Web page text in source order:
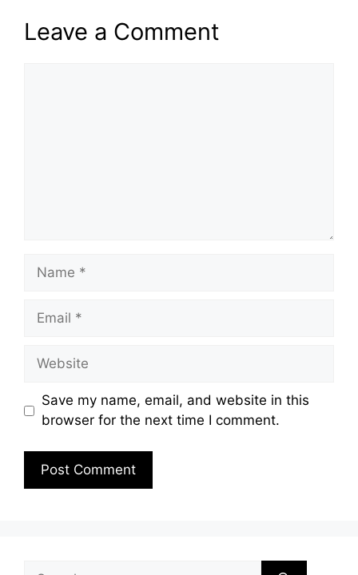
Leave a Comment
Name
Email
Website
Save my name, email, and website in this
browser for the next time I comment.